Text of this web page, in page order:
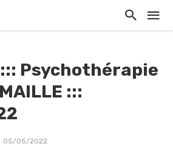
::: Psychothérapie
:::
05/05/2022